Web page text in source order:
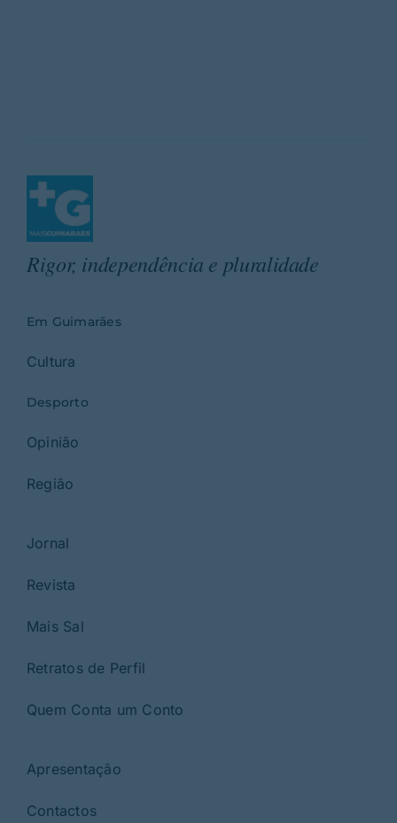
Rigor, independência e pluralidade
Em Guimarães
Cultura
Desporto
Opinião
Região
Jornal
Revista
Mais Sal
Retratos de Perfil
Quem Conta um Conto
Apresentação
Contactos